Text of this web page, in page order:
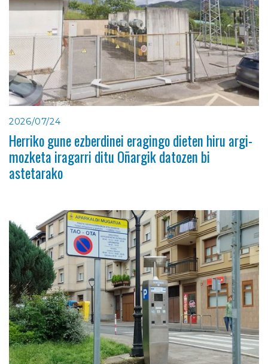
2026/07/24
Herriko gune ezberdinei eragingo dieten hiru argi-
mozketa iragarri ditu Oñargik datozen bi
astetarako